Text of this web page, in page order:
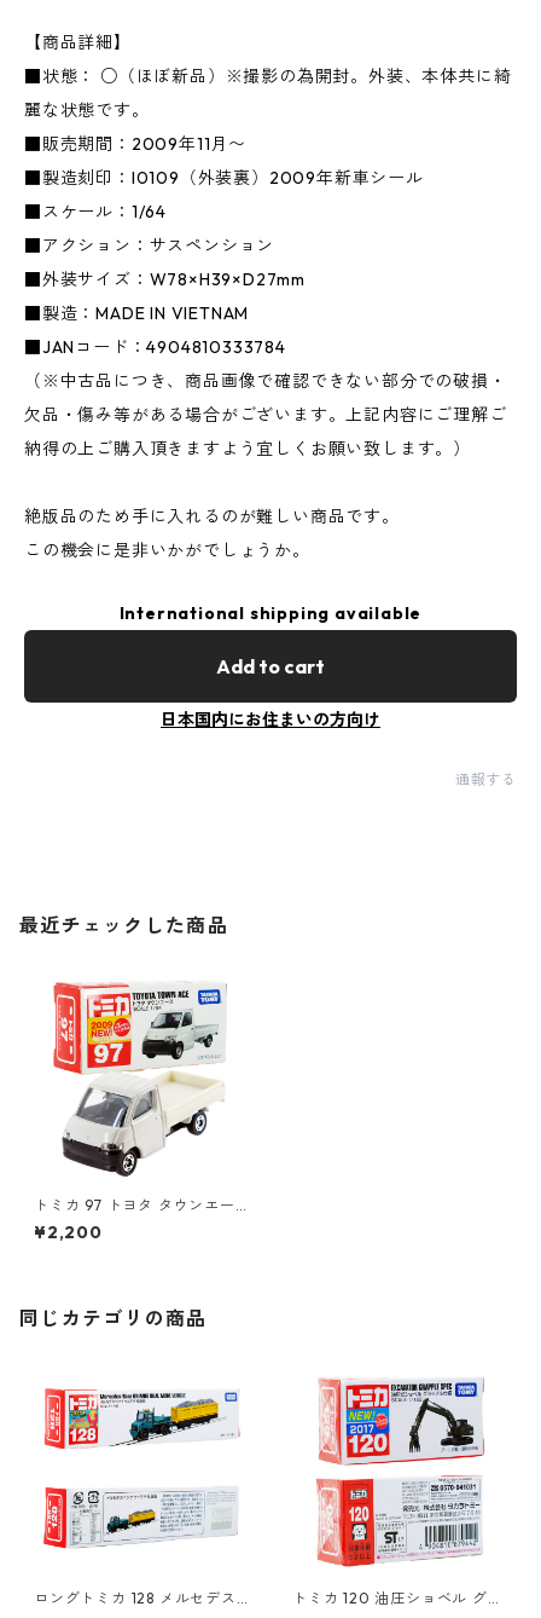
【商品詳細】
■状態： ○（ほぼ新品）※撮影の為開封。外装、本体共に綺
麗な状態です。
■販売期間：2009年11月〜
■製造刻印：I0109（外装裏）2009年新車シール
■スケール：1/64
■アクション：サスペンション
■外装サイズ：W78×H39×D27mm
■製造：MADE IN VIETNAM
■JANコード：4904810333784
（※中古品につき、商品画像で確認できない部分での破損・
欠品・傷み等がある場合がございます。上記内容にご理解ご
納得の上ご購入頂きますよう宜しくお願い致します。）
絶版品のため手に入れるのが難しい商品です。
この機会に是非いかがでしょうか。
International shipping available
Add to cart
日本国内にお住まいの方向け
通報する
最近チェックした商品
トミカ 97 トヨタ タウンエー
ス #10333784
¥2,200
同じカテゴリの商品
ロングトミカ 128 メルセデス
トミカ 120 油圧ショベル グラ